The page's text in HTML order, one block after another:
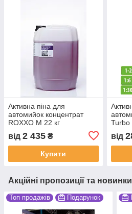
Активна піна для
автомийок концентрат
ROXXO M 22 кг
від 2 435 ₴
Купити
від
Акційні пропозиції та новинки
Топ продажів Подарунок